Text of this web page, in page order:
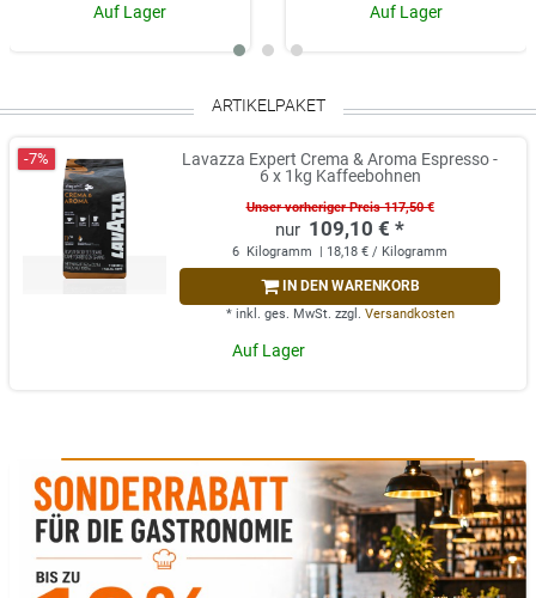
Auf Lager Auf Lager
ARTIKELPAKET
-7%
Lavazza Expert Crema & Aroma Espresso -
6 x 1kg Kaffeebohnen
Unser vorheriger Preis 117,50 €
109,10 € *
6 Kilogramm | 18,18 € / Kilogramm
IN DEN WARENKORB
* inkl. ges. MwSt. zzgl. Versandkosten
Auf Lager